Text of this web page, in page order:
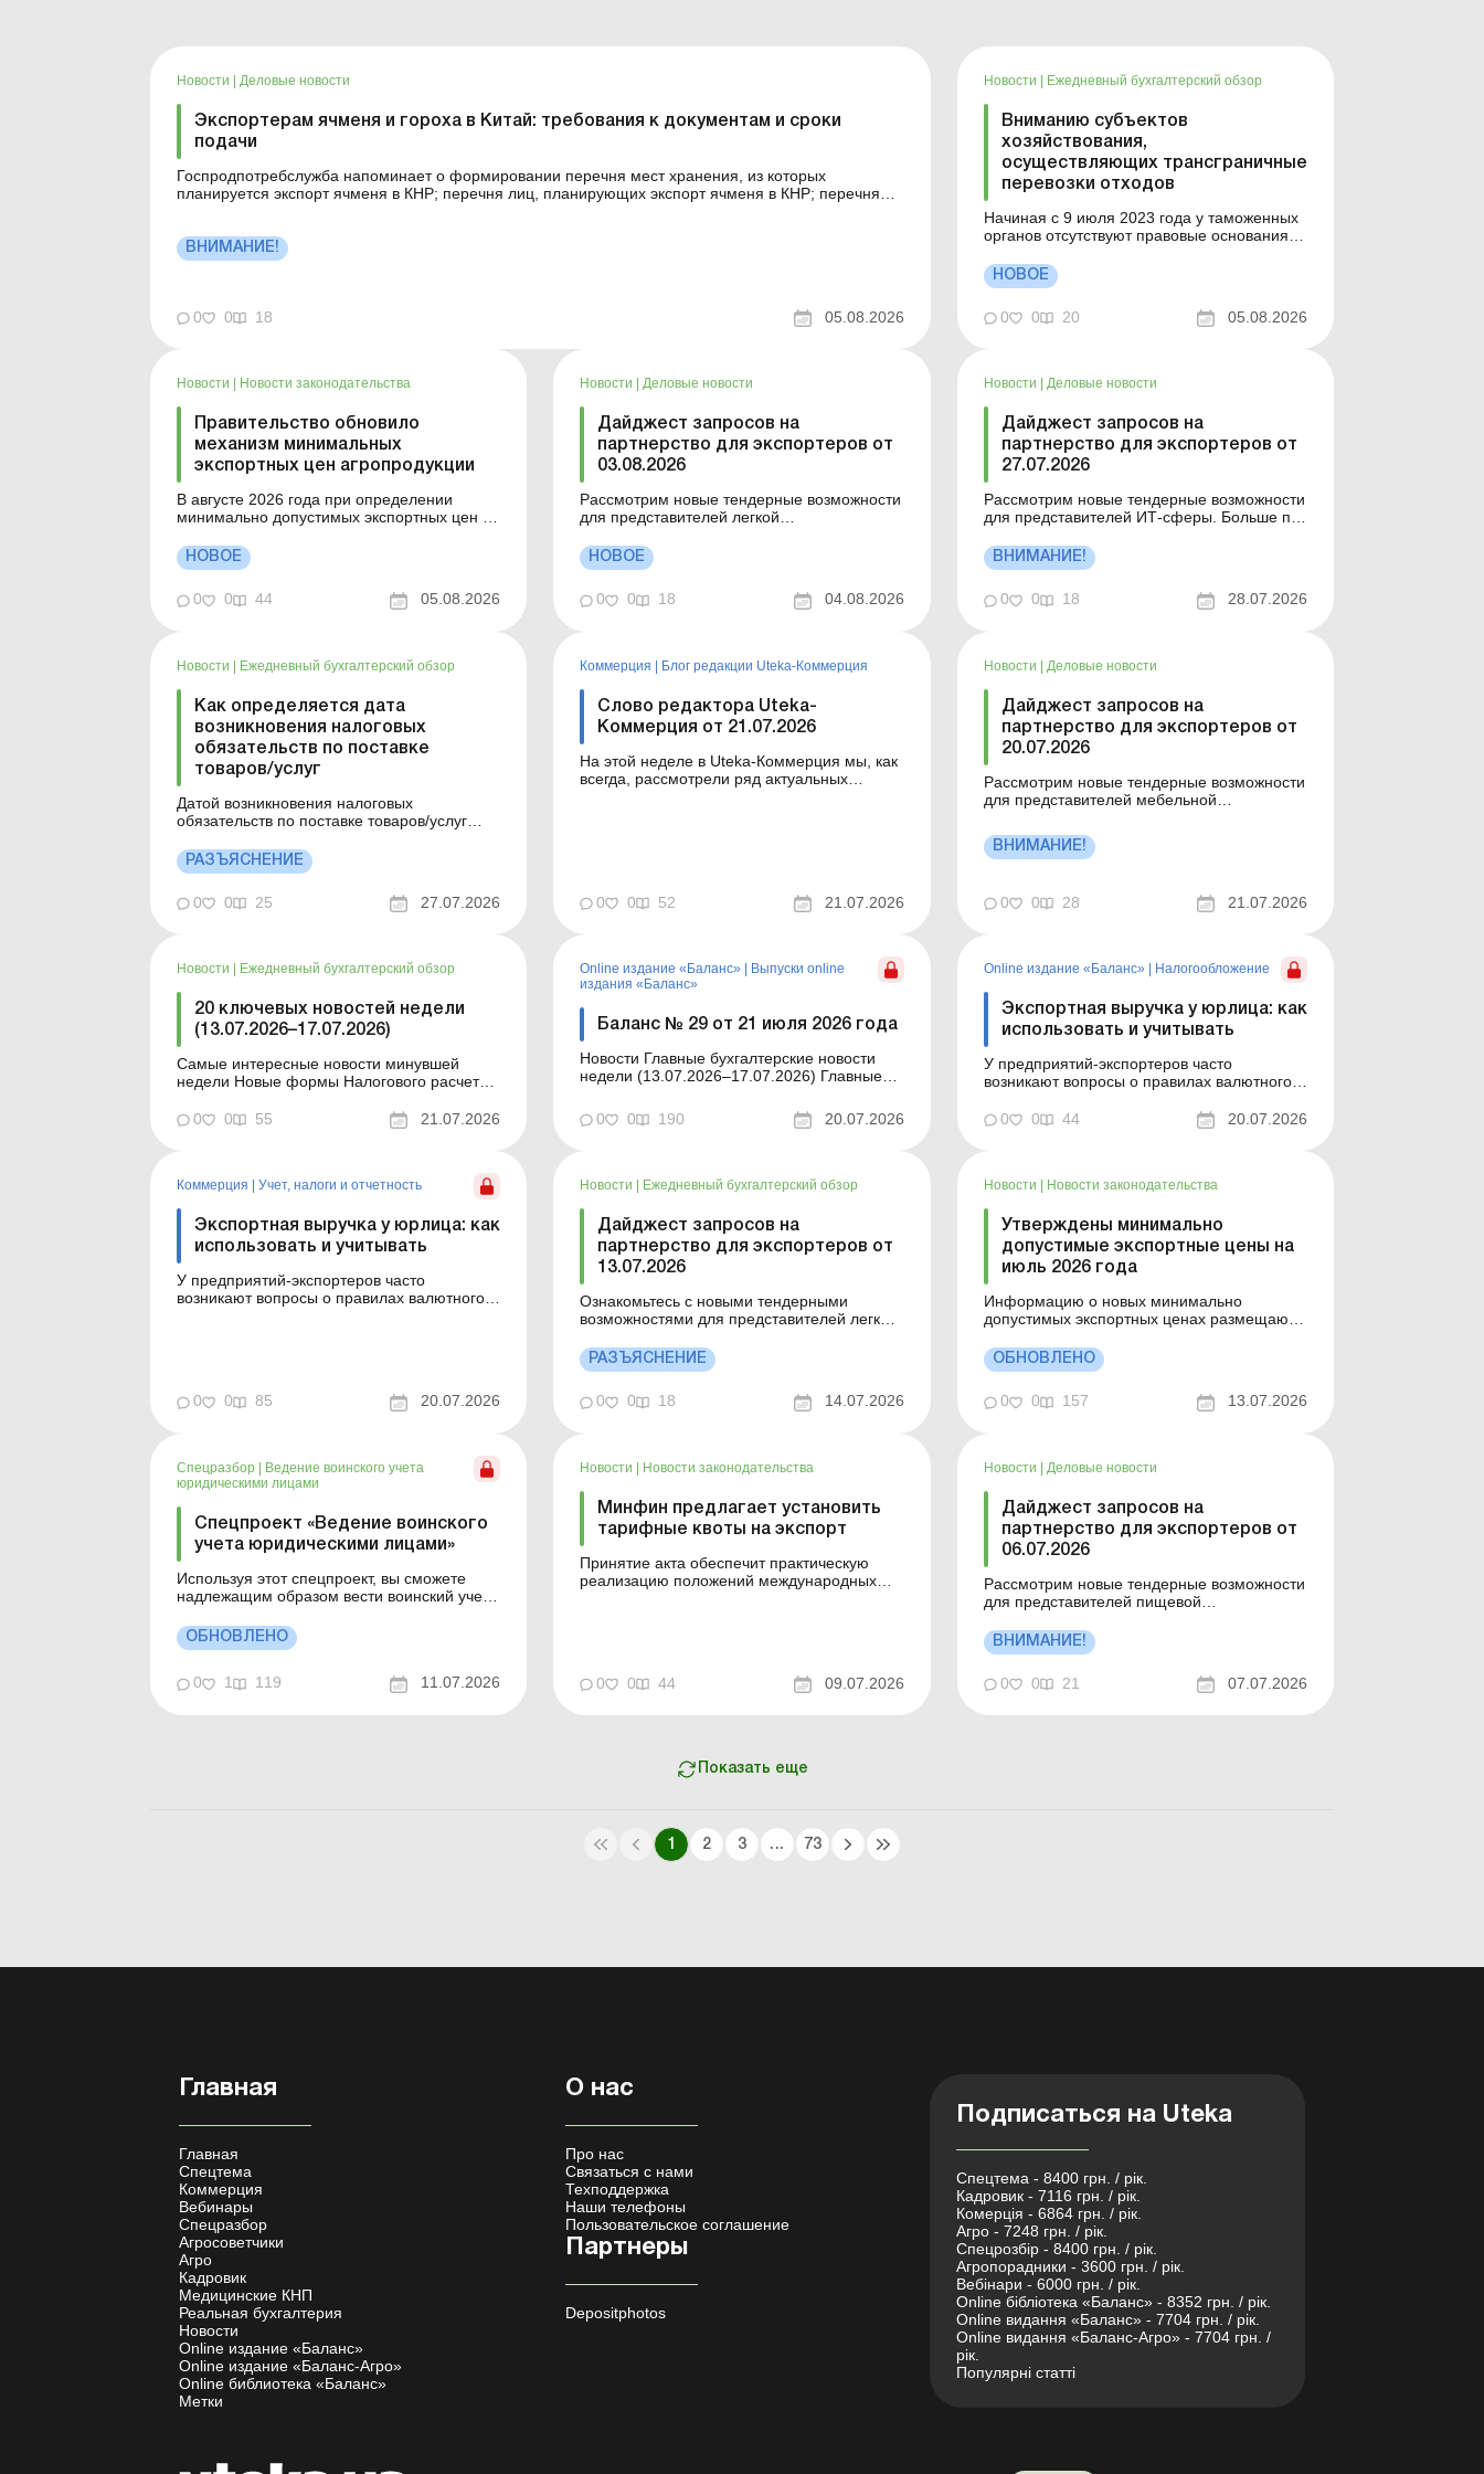
Новости Деловые новости
Экспортерам ячменя и гороха в Китай: требования к документам и сроки
подачи
Госпродпотребслужба напоминает о формировании перечня мест хранения, из которых
планируется экспорт ячменя в КНР; перечня лиц, планирующих экспорт ячменя в КНР; перечня
ВНИМАНИЕ!
0 0 18 05.08.2026
Новости Ежедневный бухгалтерский обзор
Вниманию субъектов
хозяйствования,
осуществляющих трансграничные
перевозки отходов
Начиная с 9 июля 2023 года у таможенных
органов отсутствуют правовые основания
по контролю за перемещением опасных
отходов через таможенную границу
Украины в части пропуска таких товаров и
их выпуска в соответствующий таможенный
НОВОЕ
0 0 20 05.08.2026
Новости Новости законодательства
Правительство обновило
механизм минимальных
экспортных цен агропродукции
В августе 2026 года при определении
минимально допустимых экспортных цен на
применяться коэффициент 0,714
относительно базовой оценки. Это касается
пшеницы, ржи, ячменя, овса, кукурузы, сои,
рапса, семян подсолнечника, а также
НОВОЕ
0 0 44 05.08.2026
Новости Деловые новости
Дайджест запросов на
партнерство для экспортеров от
03.08.2026
Рассмотрим новые тендерные возможности
для представителей легкой
условиям гранта предприниматель должен
трудоустроить работников: как это отразить
в налоговом расчете по НДФЛ и ЕСВ? Грант
от Фонда развития предпринимательства:
НОВОЕ
0 0 18 04.08.2026
Новости Деловые новости
Дайджест запросов на
партнерство для экспортеров от
27.07.2026
Рассмотрим новые тендерные возможности
для представителей ИТ-сферы. Больше по
предприниматель должен трудоустроить
работников: как это отразить в налоговом
развития предпринимательства: каковы
ВНИМАНИЕ!
0 0 18 28.07.2026
Новости | Ежедневный бухгалтерский обзор
Как определяется дата
возникновения налоговых
обязательств по поставке
товаров/услуг
Датой возникновения налоговых
обязательств по поставке товаров/услуг
налоговый период, в течение которого
происходит любое из событий,
произошедших ранее. Детали см. ниже.
Больше по теме: Давно не было поставок:
РАЗЪЯСНЕНИЕ
0 0 25 27.07.2026
Коммерция | Блог редакции Uteka-Коммерция
Слово редактора Uteka-
Коммерция от 21.07.2026
На этой неделе в Uteka-Коммерция мы, как
всегда, рассмотрели ряд актуальных
0
0 52 21.07.2026
Новости | Деловые новости
Дайджест запросов на
партнерство для экспортеров от
20.07.2026
Рассмотрим новые тендерные возможности
для представителей мебельной
иностранных компаний. Больше по теме:
По условиям гранта предприниматель
ЕСВ? Бюджетные гранты: как применять
ВНИМАНИЕ!
0 0 28 21.07.2026
Новости Ежедневный бухгалтерский обзор
20 ключевых новостей недели
(13.07.2026–17.07.2026)
Самые интересные новости минувшей
недели Новые формы Налогового расчета:
Порядок оформления и переоформления
отсрочки от призыва во время мобилизации
бронирования военнообязанных Верховная
Ра...
0 0 55 21.07.2026
Online издание «Баланс»
Выпуски online
издания «Баланс»
Баланс № 29 от 21 июля 2026 года
Новости Главные бухгалтерские новости
недели (13.07.2026–17.07.2026) Главные
законодательстве – обновляется ежедневно
Содержание номера Юридические
аргументы на ос...
0 0 190 20.07.2026
Online издание «Баланс» Налогообложение
Экспортная выручка у юрлица: как
использовать и учитывать
У предприятий-экспортеров часто
возникают вопросы о правилах валютного
экспортной выручки, а также об отражении
учетных последствий экспортных операций.
Почему экспортная выручка не с...
0 0 44 20.07.2026
Коммерция Учет, налоги и отчетность
Экспортная выручка у юрлица: как
использовать и учитывать
У предприятий-экспортеров часто
возникают вопросы о правилах валютного
Почему экспортная выручка не сра...
0 0 85 20.07.2026
Новости Ежедневный бухгалтерский обзор
Дайджест запросов на
партнерство для экспортеров от
13.07.2026
Ознакомьтесь с новыми тендерными
возможностями для представителей легкой
Положение о закупке, учете и списании
горючего на предприятии Тендерное
обеспечение в публичных закупках не
вернули: действует ли «штрафная»
РАЗЪЯСНЕНИЕ
0 0 18 14.07.2026
Новости Новости законодательства
Утверждены минимально
допустимые экспортные цены на
июль 2026 года
Информацию о новых минимально
допустимых экспортных ценах размещают
не позднее следующего рабочего дня
после принятия соответствующего приказа.
До момента обнародования новых
значений применяют ранее утвержденные
ОБНОВЛЕНО
0 0 157 13.07.2026
Спецразбор | Ведение воинского учета
юридическими лицами
Спецпроект «Ведение воинского
учета юридическими лицами»
Используя этот спецпроект, вы сможете
надлежащим образом вести воинский учет
документы и в какой срок нужно оформить,
чтобы избежать штрафных санкций. Тема
течение длительного времени, ведь ее
ОБНОВЛЕНО
0 1 119 11.07.2026
Новости | Новости законодательства
Минфин предлагает установить
тарифные квоты на экспорт
Принятие акта обеспечит практическую
реализацию положений международных
обслуживается/получил», а также эффект...
0 0 44 09.07.2026
Новости | Деловые новости
Дайджест запросов на
партнерство для экспортеров от
06.07.2026
Рассмотрим новые тендерные возможности
для представителей пищевой
условиям гранта предприниматель должен
трудоустроить работников: как это отразить
в налоговом расчете по НДФЛ и ЕСВ?
Бюджетные гранты: как применять разницы
ВНИМАНИЕ!
0 0 21 07.07.2026
Показать еще
1 2 3 ... 73
Главная
Главная
Спецтема
Коммерция
Вебинары
Спецразбор
Агросоветчики
Агро
Кадровик
Медицинские КНП
Реальная бухгалтерия
Новости
Online издание «Баланс»
Online издание «Баланс-Агро»
Online библиотека «Баланс»
Метки
О нас
Про нас
Связаться с нами
Техподдержка
Наши телефоны
Пользовательское соглашение
Партнеры
Depositphotos
Подписаться на Uteka
Спецтема - 8400 грн. / рік.
Кадровик - 7116 грн. / рік.
Комерція - 6864 грн. / рік.
Агро - 7248 грн. / рік.
Спецрозбір - 8400 грн. / рік.
Агропорадники - 3600 грн. / рік.
Вебінари - 6000 грн. / рік.
Online бібліотека «Баланс» - 8352 грн. / рік.
Online видання «Баланс» - 7704 грн. / рік.
Online видання «Баланс-Агро» - 7704 грн. /
рік.
Популярні статті